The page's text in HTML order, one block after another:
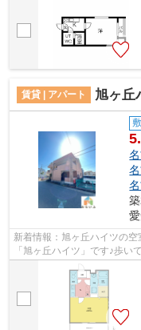
賃貸 | アパート 旭ヶ丘
新着情報：旭ヶ丘ハイツの空
「旭ヶ丘ハイツ」です♪歩い
も魅力の物件です♪こちらの